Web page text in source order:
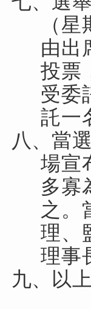
（
由出
投票
受委
託一
八、 當
場宣
多寡
之。
理、
理事
九、
以